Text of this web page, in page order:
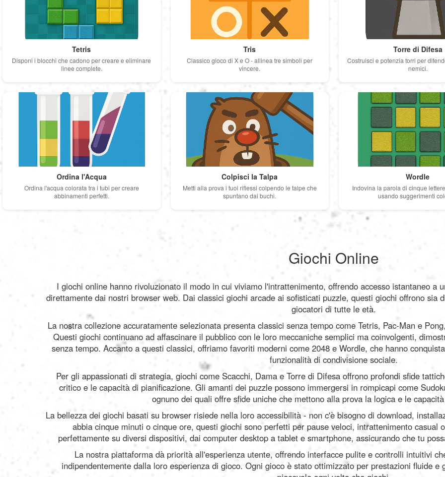
Tetris
Disponi i blocchi che cadono per creare e eliminare
linee complete.
Tris
Classico gioco di X e O - allinea tre simboli per
vincere.
Torre di Difesa
Costruisci e potenzia torri per
nemici.
Ordina l'Acqua
Ordina l'acqua colorata tra i tubi per creare
abbinamenti perfetti.
Colpisci la Talpa
Metti alla prova i tuoi riflessi colpendo le talpe che
spuntano dai buchi.
Wordle
Indovina la parola di cinque
usando suggerimenti
Giochi Online
I giochi online hanno rivoluzionato il modo in cui viviamo l'intrattenimento, offrendo accesso istantaneo a
direttamente dai nostri browser web. Dai classici giochi arcade ai sofisticati puzzle, questi giochi offrono sia
giocatori di tutte le età.
La nostra collezione accuratamente selezionata presenta classici senza tempo come Tetris, Pac-Man e
Questi giochi continuano ad affascinare il pubblico con le loro meccaniche semplici ma coinvolgenti,
senza tempo. Accanto a questi classici, offriamo favoriti moderni come 2048 e Wordle, che hanno
funzionalità di condivisione sociale.
Per gli appassionati di strategia, giochi come Scacchi, Dama e Torre di Difesa offrono profondi sfide
critico e le capacità di pianificazione. Gli amanti dei puzzle possono immergersi in rompicapi come
ognuno dei quali offre sfide uniche che mettono alla prova la logica e le
La bellezza dei giochi basati su browser risiede nella loro accessibilità - non c'è bisogno di download,
abbia cinque minuti o cinque ore, questi giochi sono perfetti per pause veloci, intrattenimento casual
perfettamente su diversi dispositivi, dai computer desktop a tablet e smartphone, assicurando che tu
La nostra piattaforma dà priorità all'esperienza utente, offrendo interfacce pulite e controlli intuitivi
indipendentemente dalla loro esperienza di gioco. Ogni gioco è stato ottimizzato per prestazioni fluide